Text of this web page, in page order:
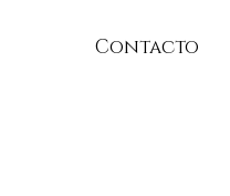
Contacto